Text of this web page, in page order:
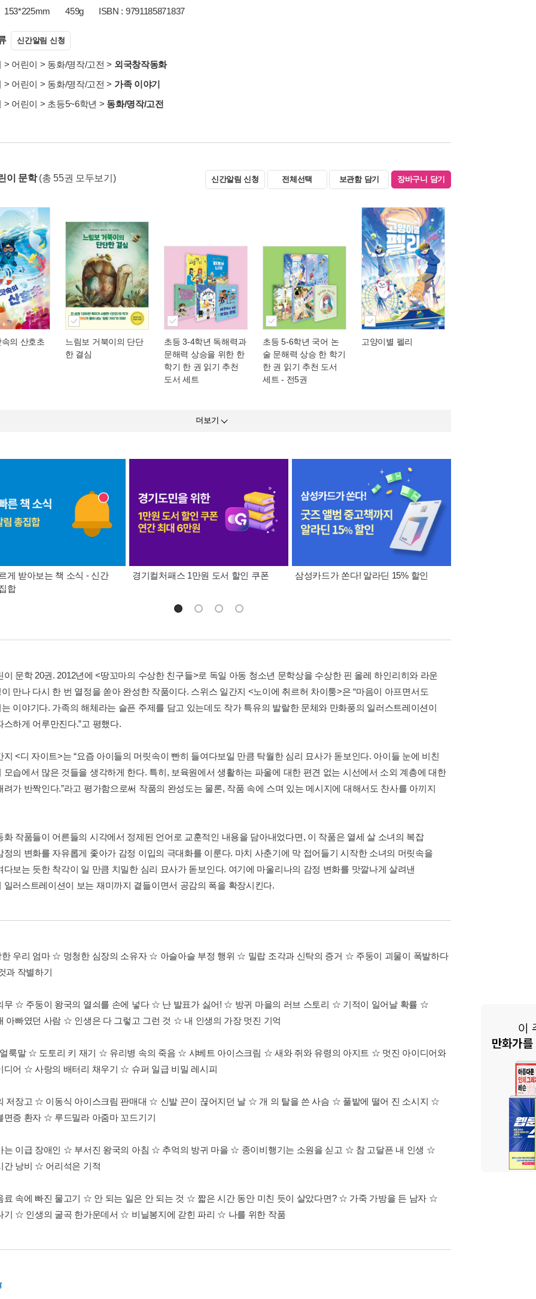
153*225mm 459g ISBN : 9791185871837
신간알림 신청
> 어린이 > 동화/명작/고전 > 외국창작동화
> 어린이 > 동화/명작/고전 > 가족 이야기
> 어린이 > 초등5~6학년 > 동화/명작/고전
이 문학 (총 55권 모두보기) 신간알림 신청 전체선택 보관함 담기 장바구니 담기
의 산호초
느림보 거북이의 단단
한 결심
초등 3-4학년 독해력과
문해력 상승을 위한 한
학기 한 권 읽기 추천
도서 세트
초등 5-6학년 국어 논
술 문해력 상승 한 학기
한 권 읽기 추천 도서
세트 - 전5권
고양이별 펠리
더보기
게 받아보는 책 소식 - 신간
합
경기컬처패스 1만원 도서 할인 쿠폰 삼성카드가 쏜다! 알라딘 15% 할인
이 문학 20권. 2012년에 <땅꼬마의 수상한 친구들>로 독일 아동 청소년 문학상을 수상한 핀 올레 하인리히와 라운
만나 다시 한 번 열정을 쏟아 완성한 작품이다. 스위스 일간지 <노이에 취르허 차이퉁>은 “마음이 아프면서도
이야기다. 가족의 해체라는 슬픈 주제를 담고 있는데도 작가 특유의 발랄한 문체와 만화풍의 일러스트레이션이
스하게 어루만진다.”고 평했다.
지 <디 자이트>는 “요즘 아이들의 머릿속이 빤히 들여다보일 만큼 탁월한 심리 묘사가 돋보인다. 아이들 눈에 비친
모습에서 많은 것들을 생각하게 한다. 특히, 보육원에서 생활하는 파울에 대한 편견 없는 시선에서 소외 계층에 대한
려가 반짝인다.”라고 평가함으로써 작품의 완성도는 물론, 작품 속에 스며 있는 메시지에 대해서도 찬사를 아끼지
화 작품들이 어른들의 시각에서 정제된 언어로 교훈적인 내용을 담아내었다면, 이 작품은 열세 살 소녀의 복잡
정의 변화를 자유롭게 좇아가 감정 이입의 극대화를 이룬다. 마치 사춘기에 막 접어들기 시작한 소녀의 머릿속을
다보는 듯한 착각이 일 만큼 치밀한 심리 묘사가 돋보인다. 여기에 마울리나의 감정 변화를 맛깔나게 살려낸
일러스트레이션이 보는 재미까지 곁들이면서 공감의 폭을 확장시킨다.
한 우리 엄마 ☆ 멍청한 심장의 소유자 ☆ 아슬아슬 부정 행위 ☆ 밀랍 조각과 신탁의 증거 ☆ 주둥이 괴물이 폭발하다
과 작별하기
무 ☆ 주둥이 왕국의 열쇠를 손에 넣다 ☆ 난 발표가 싫어! ☆ 방귀 마을의 러브 스토리 ☆ 기적이 일어날 확률 ☆
아빠였던 사람 ☆ 인생은 다 그렇고 그런 것 ☆ 내 인생의 가장 멋진 기억
룩말 ☆ 도토리 키 재기 ☆ 유리병 속의 죽음 ☆ 샤베트 아이스크림 ☆ 새와 쥐와 유령의 아지트 ☆ 멋진 아이디어와
디어 ☆ 사랑의 배터리 채우기 ☆ 슈퍼 일급 비밀 레시피
저장고 ☆ 이동식 아이스크림 판매대 ☆ 신발 끈이 끊어지던 날 ☆ 개 의 탈을 쓴 사슴 ☆ 풀밭에 떨어 진 소시지 ☆
면증 환자 ☆ 루드밀라 아줌마 꼬드기기
는 이급 장애인 ☆ 부서진 왕국의 아침 ☆ 추억의 방귀 마을 ☆ 종이비행기는 소원을 싣고 ☆ 참 고달픈 내 인생 ☆
간 낭비 ☆ 어리석은 기적
료 속에 빠진 물고기 ☆ 안 되는 일은 안 되는 것 ☆ 짧은 시간 동안 미친 듯이 살았다면? ☆ 가죽 가방을 든 남자 ☆
기 ☆ 인생의 굴곡 한가운데서 ☆ 비닐봉지에 갇힌 파리 ☆ 나를 위한 작품